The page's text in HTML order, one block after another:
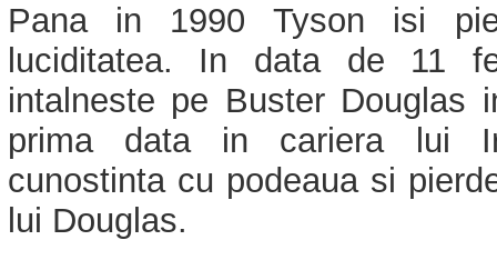
Pana in 1990 Tyson isi
luciditatea. In data de 11
intalneste pe Buster Douglas
prima data in cariera lui
cunostinta cu podeaua si
lui Douglas.